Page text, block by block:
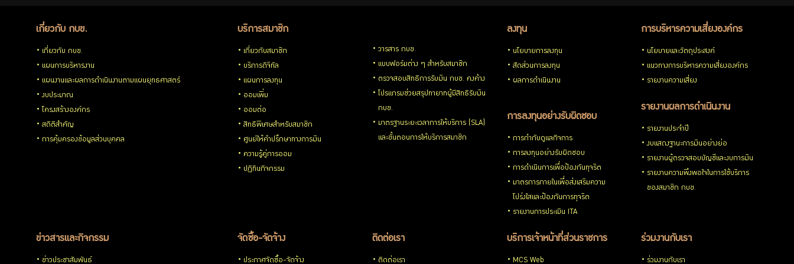
แบบ
ฟอร์ม
ต่างๆ
มาตรฐาน
เกี่ยวกับ กบข.
เกี่ยวกับ กบข.
แผนการบริหารงาน
แผนงานและผลการดำเนินงานตามแผนยุทธศาสตร์
งบประมาณ
โครงสร้างองค์กร
สถิติสำคัญ
การคุ้มครองข้อมูลส่วนบุคคล
บริการสมาชิก
เกี่ยวกับสมาชิก
บริการดิจิทัล
แผนการลงทุน
ออมเพิ่ม
ออมต่อ
สิทธิพิเศษสำหรับสมาชิก
ศูนย์ให้คำปรึกษาทางการเงิน
ความรู้คู่การออม
ปฏิทินกิจกรรม
วารสาร กบข.
แบบฟอร์มต่าง ๆ สำหรับสมาชิก
ตรวจสอบสิทธิการรับเงิน กบข. คงค้าง
โปรแกรมช่วยสรุปทายาทผู้มีสิทธิรับเงิน
กบข.
มาตรฐานระยะเวลาการให้บริการ (SLA)
และขั้นตอนการให้บริการสมาชิก
ลงทุน
นโยบายการลงทุน
สัดส่วนการลงทุน
ผลการดำเนินงาน
การลงทุนอย่างรับผิดชอบ
การกำกับดูแลกิจการ
การลงทุนอย่างรับผิดชอบ
การดำเนินการเพื่อป้องกันทุจริต
มาตรการภายในเพื่อส่งเสริมความ
โปร่งใสและป้องกันการทุจริต
รายงานการประเมิน ITA
การบริหารความเสี่ยงองค์กร
นโยบายและวัตถุประสงค์
แนวทางการบริหารความเสี่ยงองค์กร
รายงานความเสี่ยง
รายงานผลการดำเนินงาน
รายงานประจำปี
งบแสดงฐานะการเงินอย่างย่อ
รายงานผู้ตรวจสอบบัญชีและงบการเงิน
รายงานความพึงพอใจในการใช้บริการ
ของสมาชิก กบข.
ข่าวสารและกิจกรรม
ข่าวประชาสัมพันธ์
จัดซื้อ-จัดจ้าง
ประกาศจัดซื้อ-จัดจ้าง
ติดต่อเรา
ติดต่อเรา
บริการเจ้าหน้าที่ส่วนราชการ
MCS Web
ร่วมงานกับเรา
ร่วมงานกับเรา